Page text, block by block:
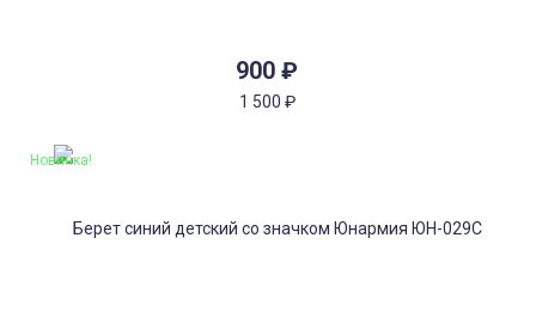
900 ₽
1 500 ₽
Новинка!